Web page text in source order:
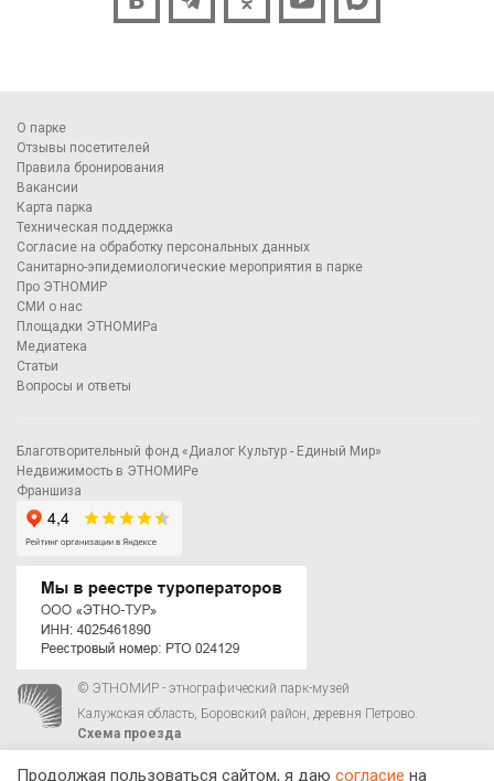
О парке
Отзывы посетителей
Правила бронирования
Вакансии
Карта парка
Техническая поддержка
Согласие на обработку персональных данных
Санитарно-эпидемиологические мероприятия в парке
Про ЭТНОМИР
СМИ о нас
Площадки ЭТНОМИРа
Медиатека
Статьи
Вопросы и ответы
Благотворительный фонд «Диалог Культур - Единый Мир»
Недвижимость в ЭТНОМИРе
Франшиза
© ЭТНОМИР - этнографический парк-музей
Калужская область, Боровский район, деревня Петрово.
Схема проезда
Продолжая пользоваться сайтом, я даю согласие на